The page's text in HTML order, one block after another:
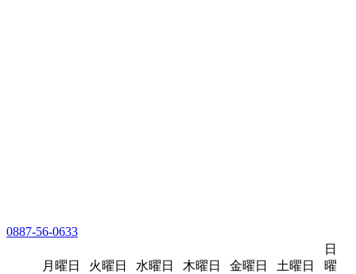
0887-56-0633
月曜日 火曜日 水曜日 木曜日 金曜日 土曜日
日
曜